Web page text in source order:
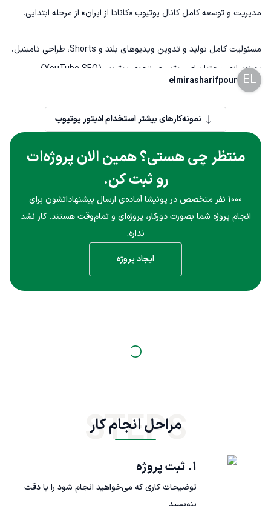
مدیریت و توسعه کامل کانال یوتیوب «کانادا از ایران» از مرحله ابتدایی.
مسئولیت کامل تولید و تدوین ویدیوهای بلند و Shorts، طراحی تامبنیل،
بهینه‌سازی محتوا برای موتور جستجوی یوتیوب (YouTube SEO)،
برنامه‌ریزی محتوا و بهبود استراتژی رشد کانال را بر عهده داشتم.
EL
elmirasharifpour
نمونه‌کارهای بیشتر استخدام ادیتور یوتیوب
منتظر چی هستی؟ همین الان پروژه‌ات
رو ثبت کن.
۱۰۰۰ نفر متخصص در پونیشا آماده‌ی ارسال پیشنهاداتشون برای
انجام پروژه شما بصورت دورکار، پروژه‌ای و تمام‌وقت هستند. کار نشد
نداره.
ایجاد پروژه
مراحل انجام کار
STEPS
۱. ثبت پروژه
توضیحات کاری که می‌خواهید انجام شود را با دقت